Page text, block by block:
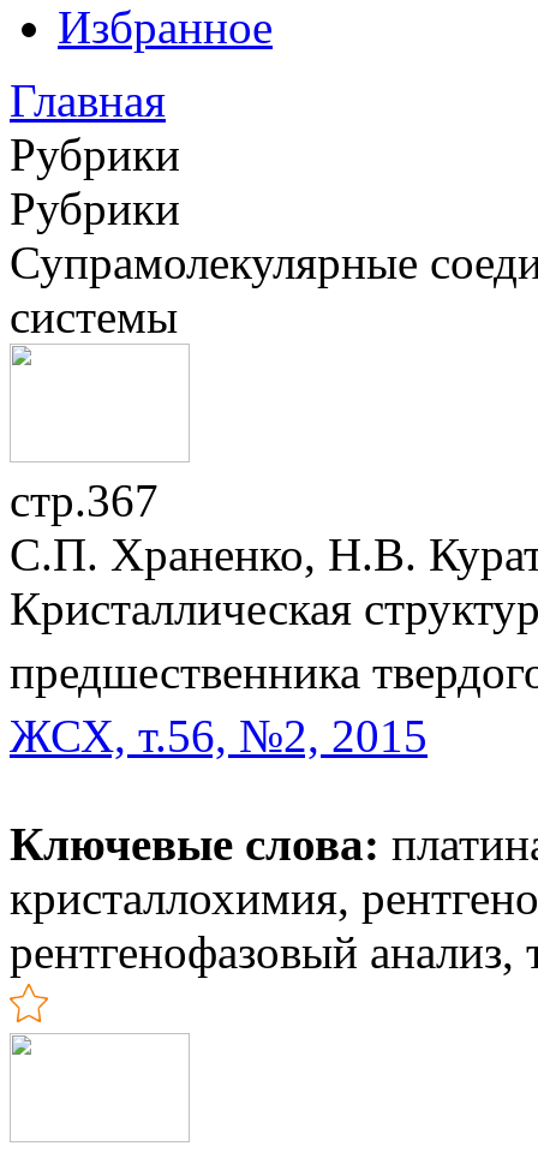
Избранное
Главная
Рубрики
Рубрики
Супрамолекулярные
системы
стр.367
С.П. Храненко, Н.В.
Кристаллическая
предшественника
ЖСХ, т.56, №2, 2015
Ключевые слова:
кристаллохимия,
рентгенофазовый анализ,